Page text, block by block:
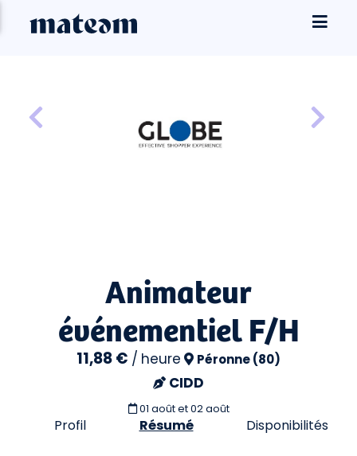
Animateur
événementiel F/H
11,88 € / heure Péronne (80)
CIDD
01 août et 02 août
Profil Résumé Disponibilités